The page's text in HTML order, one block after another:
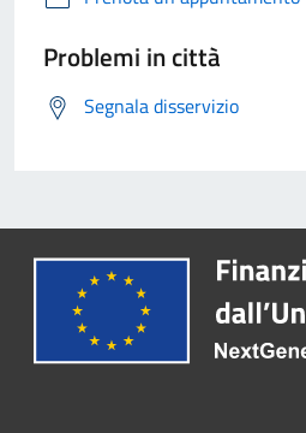
Problemi in città
Segnala disservizio